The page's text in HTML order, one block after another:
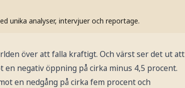
unika analyser, intervjuer och reportage.
över att falla kraftigt. Och värst ser det ut att
negativ öppning på cirka minus 4,5 procent.
en nedgång på cirka fem procent och